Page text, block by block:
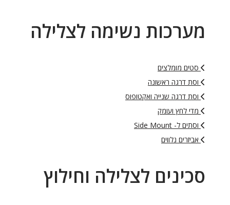
מערכות נשימה לצלילה
סטים מומלצים
וסת דרגה ראשונה
וסת דרגה שנייה ואקטופוס
מדי לחץ ועומק
וסתים ל- Side Mount
אביזרים נלווים
סכינים לצלילה וחילוץ